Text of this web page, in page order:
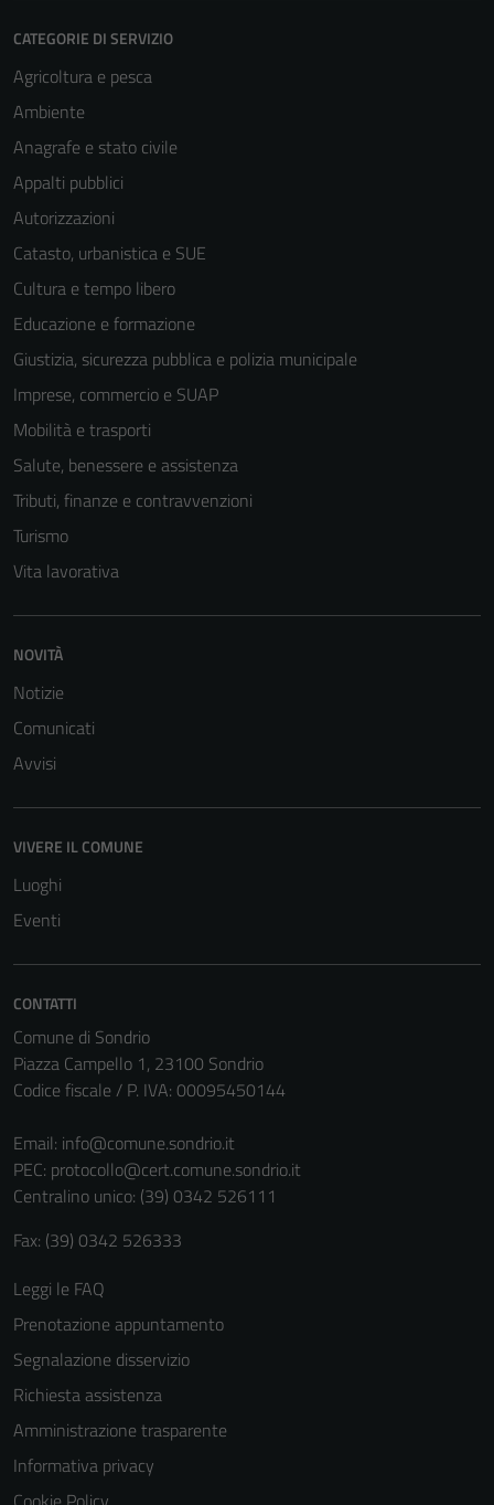
CATEGORIE DI SERVIZIO
Agricoltura e pesca
Ambiente
Anagrafe e stato civile
Appalti pubblici
Autorizzazioni
Catasto, urbanistica e SUE
Cultura e tempo libero
Educazione e formazione
Giustizia, sicurezza pubblica e polizia municipale
Imprese, commercio e SUAP
Mobilità e trasporti
Salute, benessere e assistenza
Tributi, finanze e contravvenzioni
Turismo
Vita lavorativa
NOVITÀ
Notizie
Comunicati
Avvisi
VIVERE IL COMUNE
Luoghi
Eventi
CONTATTI
Comune di Sondrio
Piazza Campello 1, 23100 Sondrio
Codice fiscale / P. IVA: 00095450144
Email: info@comune.sondrio.it
PEC: protocollo@cert.comune.sondrio.it
Centralino unico: (39) 0342 526111
Fax: (39) 0342 526333
Leggi le FAQ
Prenotazione appuntamento
Segnalazione disservizio
Richiesta assistenza
Amministrazione trasparente
Informativa privacy